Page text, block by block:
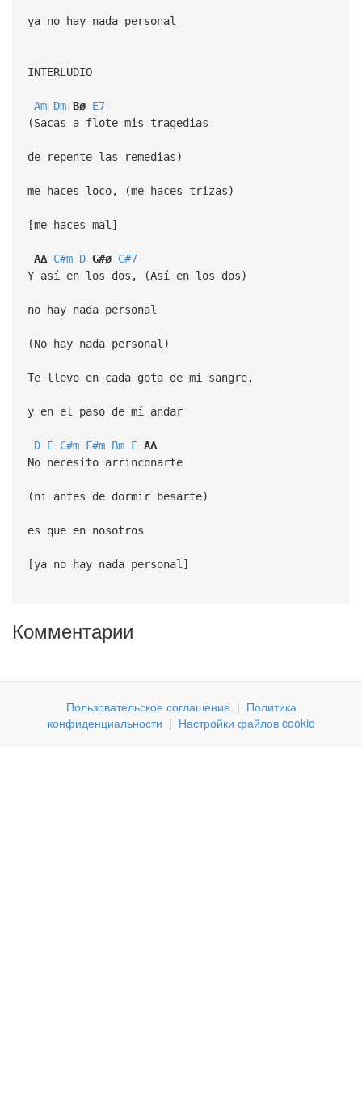
ya no hay nada personal
INTERLUDIO
Am Dm Bø E7
(Sacas a flote mis tragedias
de repente las remedias)
me haces loco, (me haces trizas)
[me haces mal]
A∆ C#m D G#ø C#7
Y así en los dos, (Así en los dos)
no hay nada personal
(No hay nada personal)
Te llevo en cada gota de mi sangre,
y en el paso de mí andar
D E C#m F#m Bm E A∆
No necesito arrinconarte
(ni antes de dormir besarte)
es que en nosotros
[ya no hay nada personal]
Комментарии
Пользовательское соглашение | Политика
конфиденциальности | Настройки файлов cookie